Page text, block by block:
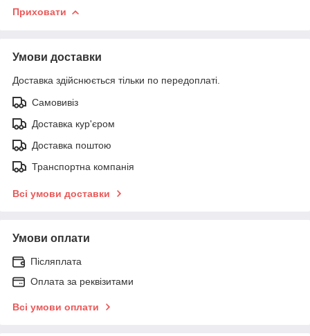
Приховати
Умови доставки
Доставка здійснюється тільки по передоплаті.
Самовивіз
Доставка кур'єром
Доставка поштою
Транспортна компанія
Всі умови доставки
Умови оплати
Післяплата
Оплата за реквізитами
Всі умови оплати